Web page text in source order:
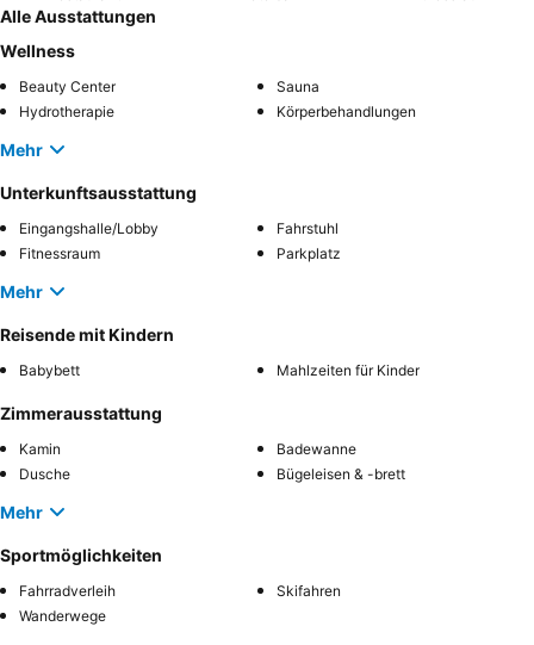
Alle Ausstattungen
Wellness
Beauty Center
Sauna
Hydrotherapie
Körperbehandlungen
Mehr
Unterkunftsausstattung
Eingangshalle/Lobby
Fahrstuhl
Fitnessraum
Parkplatz
Mehr
Reisende mit Kindern
Babybett Mahlzeiten für Kinder
Zimmerausstattung
Kamin
Badewanne
Dusche
Bügeleisen & -brett
Mehr
Sportmöglichkeiten
Fahrradverleih
Skifahren
Wanderwege